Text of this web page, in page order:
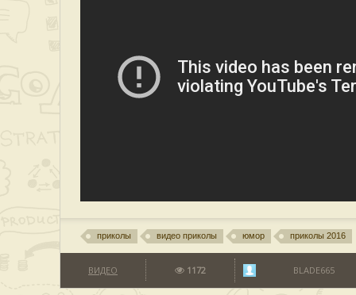
приколы видео приколы юмор приколы 2016
ВИДЕО 1172 BLADE665